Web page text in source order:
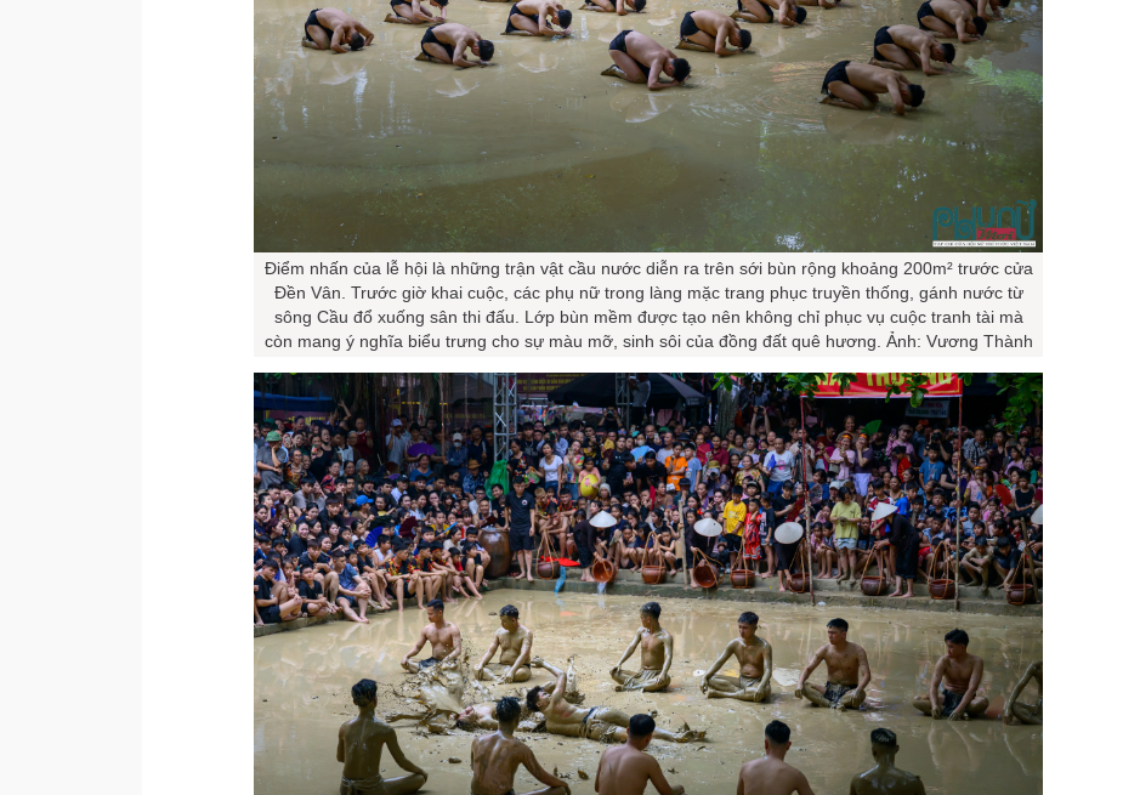
Điểm nhấn của lễ hội là những trận vật cầu nước diễn ra trên sới bùn rộng khoảng 200m² trước cửa
Đền Vân. Trước giờ khai cuộc, các phụ nữ trong làng mặc trang phục truyền thống, gánh nước từ
sông Cầu đổ xuống sân thi đấu. Lớp bùn mềm được tạo nên không chỉ phục vụ cuộc tranh tài mà
còn mang ý nghĩa biểu trưng cho sự màu mỡ, sinh sôi của đồng đất quê hương. Ảnh: Vương Thành